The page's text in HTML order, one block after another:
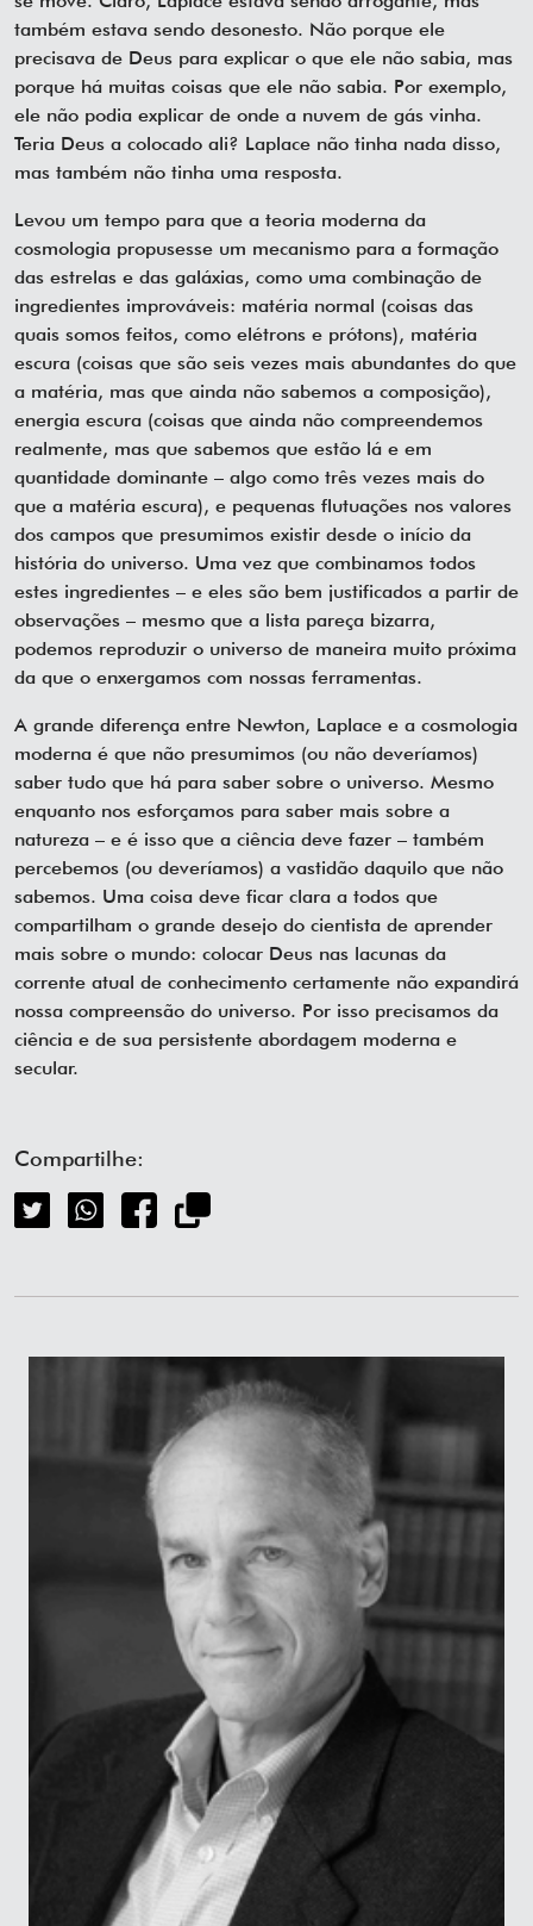
também estava sendo desonesto. Não porque ele
precisava de Deus para explicar o que ele não sabia, mas
porque há muitas coisas que ele não sabia. Por exemplo,
ele não podia explicar de onde a nuvem de gás vinha.
Teria Deus a colocado ali? Laplace não tinha nada disso,
mas também não tinha uma resposta.
Levou um tempo para que a teoria moderna da
cosmologia propusesse um mecanismo para a formação
das estrelas e das galáxias, como uma combinação de
ingredientes improváveis: matéria normal (coisas das
quais somos feitos, como elétrons e prótons), matéria
escura (coisas que são seis vezes mais abundantes do que
a matéria, mas que ainda não sabemos a composição),
energia escura (coisas que ainda não compreendemos
realmente, mas que sabemos que estão lá e em
quantidade dominante – algo como três vezes mais do
que a matéria escura), e pequenas flutuações nos valores
dos campos que presumimos existir desde o início da
história do universo. Uma vez que combinamos todos
estes ingredientes – e eles são bem justificados a partir de
observações – mesmo que a lista pareça bizarra,
podemos reproduzir o universo de maneira muito próxima
da que o enxergamos com nossas ferramentas.
A grande diferença entre Newton, Laplace e a cosmologia
moderna é que não presumimos (ou não deveríamos)
saber tudo que há para saber sobre o universo. Mesmo
enquanto nos esforçamos para saber mais sobre a
natureza – e é isso que a ciência deve fazer – também
percebemos (ou deveríamos) a vastidão daquilo que não
sabemos. Uma coisa deve ficar clara a todos que
compartilham o grande desejo do cientista de aprender
mais sobre o mundo: colocar Deus nas lacunas da
corrente atual de conhecimento certamente não expandirá
nossa compreensão do universo. Por isso precisamos da
ciência e de sua persistente abordagem moderna e
secular.
Compartilhe: